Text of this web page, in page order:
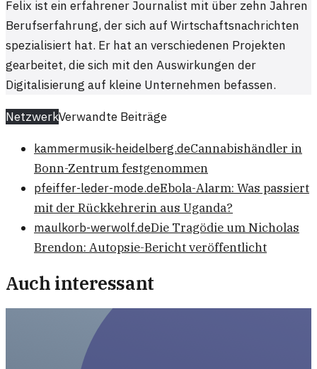
Felix ist ein erfahrener Journalist mit über zehn Jahren
Berufserfahrung, der sich auf Wirtschaftsnachrichten
spezialisiert hat. Er hat an verschiedenen Projekten
gearbeitet, die sich mit den Auswirkungen der
Digitalisierung auf kleine Unternehmen befassen.
NetzwerkVerwandte Beiträge
kammermusik-heidelberg.deCannabishändler in
Bonn-Zentrum festgenommen
pfeiffer-leder-mode.deEbola-Alarm: Was passiert
mit der Rückkehrerin aus Uganda?
maulkorb-werwolf.deDie Tragödie um Nicholas
Brendon: Autopsie-Bericht veröffentlicht
Auch interessant